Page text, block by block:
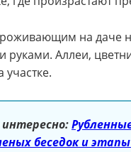
на даче
руками. Аллеи,
участке.
беседок и